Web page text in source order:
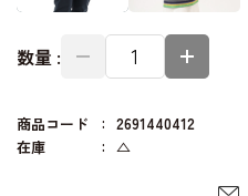
数量 :
商品コード
2691440412
在庫
△